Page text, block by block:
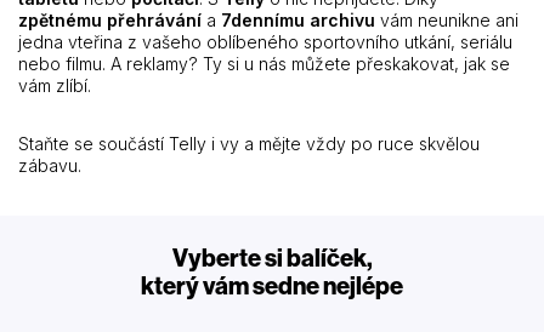
zpětnému přehrávání a 7dennímu archivu vám neunikne ani
jedna vteřina z vašeho oblíbeného sportovního utkání, seriálu
nebo filmu. A reklamy? Ty si u nás můžete přeskakovat, jak se
vám zlíbí.
Staňte se součástí Telly i vy a mějte vždy po ruce skvělou
zábavu.
Vyberte si balíček,
který vám sedne nejlépe